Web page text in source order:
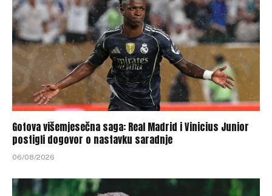
Gotova višemjesečna saga: Real Madrid i Vinicius Junior
postigli dogovor o nastavku saradnje
06/08/2026